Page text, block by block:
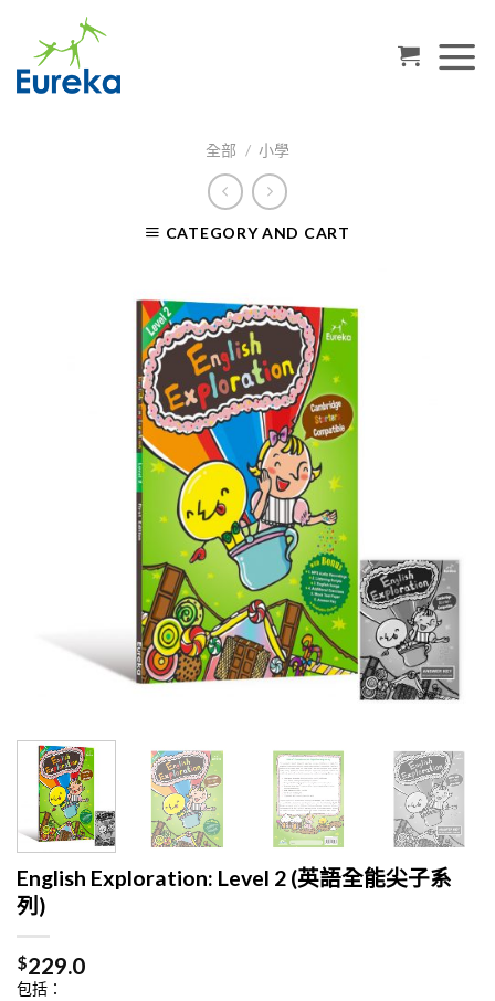
content
全部 / 小學
CATEGORY AND CART
English Exploration: Level 2 (英語全能尖子系
列)
$229.0
包括：